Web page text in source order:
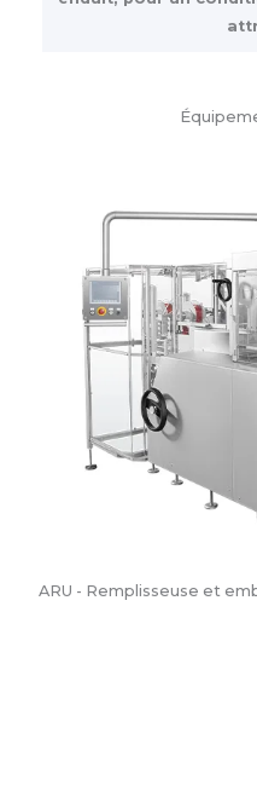
ARU - Remplisseuse et